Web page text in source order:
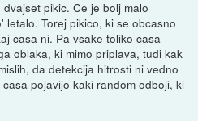
pikic. Ce je bolj malo
letalo. Torej pikico, ki se obcasno
casa ni. Pa vsake toliko casa
oblaka, ki mimo priplava, tudi kak
da detekcija hitrosti ni vedno
pojavijo kaki random odboji, ki